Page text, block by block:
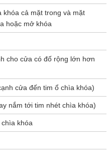
khóa cả mặt trong và mặt
hoặc mở khóa
cho cửa có đố rộng lớn hơn
cửa đến tim ổ chìa khóa)
nắm tới tim nhét chìa khóa)
khóa